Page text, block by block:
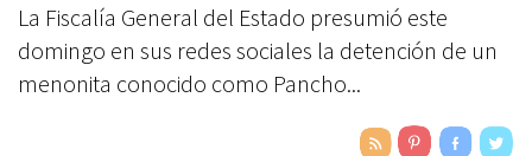
La Fiscalía General del Estado presumió este
domingo en sus redes sociales la detención de un
menonita conocido como Pancho...